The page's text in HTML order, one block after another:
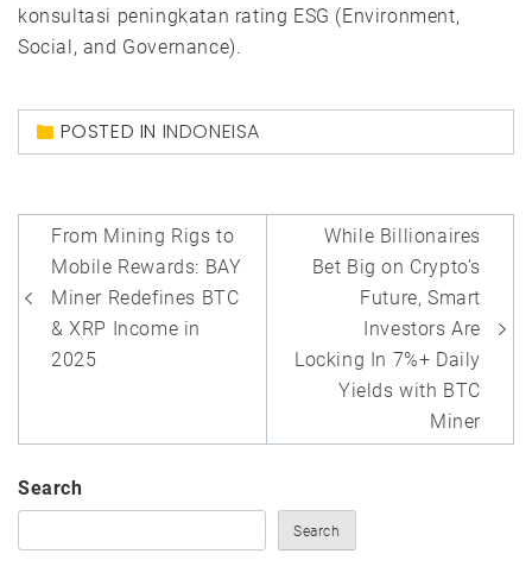
konsultasi peningkatan rating ESG (Environment,
Social, and Governance).
POSTED IN INDONEISA
Post
navigation
From Mining Rigs to
Mobile Rewards: BAY
Miner Redefines BTC
& XRP Income in
2025
While Billionaires
Bet Big on Crypto’s
Future, Smart
Investors Are
Locking In 7%+ Daily
Yields with BTC
Miner
Search
Search